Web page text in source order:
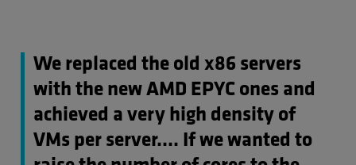
We replaced the old x86 servers
with the new AMD EPYC ones and
achieved a very high density of
VMs per server…. If we wanted to